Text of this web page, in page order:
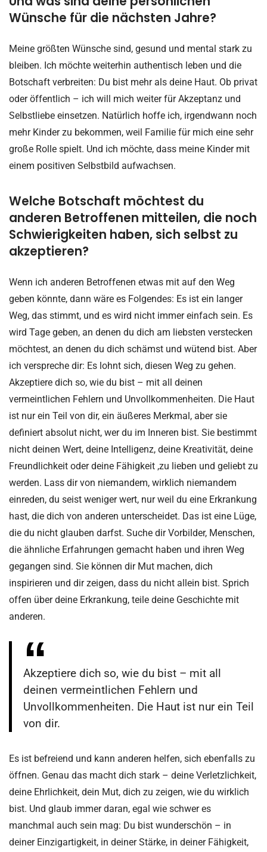
Wünsche für die nächsten Jahre?
Meine größten Wünsche sind, gesund und mental stark zu
bleiben. Ich möchte weiterhin authentisch leben und die
Botschaft verbreiten: Du bist mehr als deine Haut. Ob privat
oder öffentlich – ich will mich weiter für Akzeptanz und
Selbstliebe einsetzen. Natürlich hoffe ich, irgendwann noch
mehr Kinder zu bekommen, weil Familie für mich eine sehr
große Rolle spielt. Und ich möchte, dass meine Kinder mit
einem positiven Selbstbild aufwachsen.
Welche Botschaft möchtest du
anderen Betroffenen mitteilen, die noch
Schwierigkeiten haben, sich selbst zu
akzeptieren?
Wenn ich anderen Betroffenen etwas mit auf den Weg
geben könnte, dann wäre es Folgendes: Es ist ein langer
Weg, das stimmt, und es wird nicht immer einfach sein. Es
wird Tage geben, an denen du dich am liebsten verstecken
möchtest, an denen du dich schämst und wütend bist. Aber
ich verspreche dir: Es lohnt sich, diesen Weg zu gehen.
Akzeptiere dich so, wie du bist – mit all deinen
vermeintlichen Fehlern und Unvollkommenheiten. Die Haut
ist nur ein Teil von dir, ein äußeres Merkmal, aber sie
definiert absolut nicht, wer du im Inneren bist. Sie bestimmt
nicht deinen Wert, deine Intelligenz, deine Kreativität, deine
Freundlichkeit oder deine Fähigkeit ,zu lieben und geliebt zu
werden. Lass dir von niemandem, wirklich niemandem
einreden, du seist weniger wert, nur weil du eine Erkrankung
hast, die dich von anderen unterscheidet. Das ist eine Lüge,
die du nicht glauben darfst. Suche dir Vorbilder, Menschen,
die ähnliche Erfahrungen gemacht haben und ihren Weg
gegangen sind. Sie können dir Mut machen, dich
inspirieren und dir zeigen, dass du nicht allein bist. Sprich
offen über deine Erkrankung, teile deine Geschichte mit
anderen.
Akzeptiere dich so, wie du bist – mit all
deinen vermeintlichen Fehlern und
Unvollkommenheiten. Die Haut ist nur ein Teil
von dir.
Es ist befreiend und kann anderen helfen, sich ebenfalls zu
öffnen. Genau das macht dich stark – deine Verletzlichkeit,
deine Ehrlichkeit, dein Mut, dich zu zeigen, wie du wirklich
bist. Und glaub immer daran, egal wie schwer es
manchmal auch sein mag: Du bist wunderschön – in
deiner Einzigartigkeit, in deiner Stärke, in deiner Fähigkeit,